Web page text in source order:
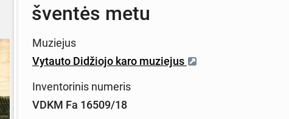
šventės metu
Muziejus
Vytauto Didžiojo karo muziejus
Inventorinis numeris
VDKM Fa 16509/18